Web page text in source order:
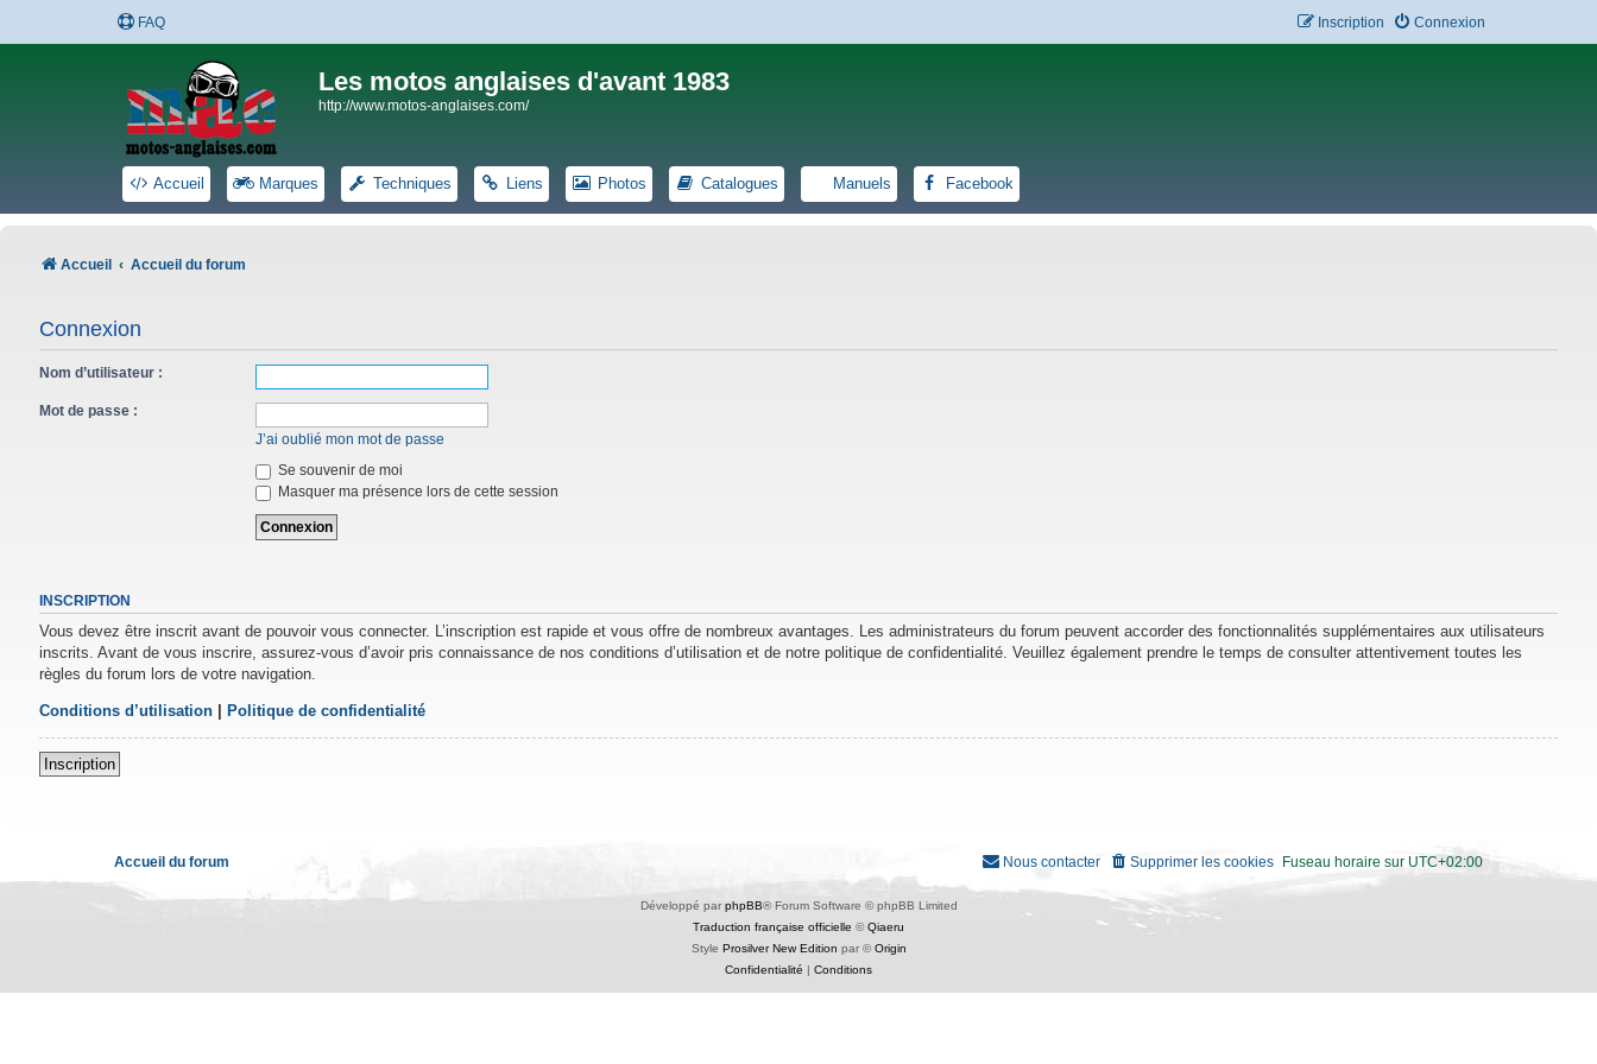
FAQ Connexion
Inscription
Les motos anglaises d'avant 1983
http://www.motos-anglaises.com/
Accueil Marques Techniques Liens Photos Catalogues Manuels Facebook
Accueil Accueil du forum
Connexion
Nom d’utilisateur :
Mot de passe :
J’ai oublié mon mot de passe
Se souvenir de moi
Masquer ma présence lors de cette session
INSCRIPTION
Vous devez être inscrit avant de pouvoir vous connecter. L’inscription est rapide et vous offre de nombreux avantages. Les administrateurs du forum peuvent accorder des fonctionnalités supplémentaires aux utilisateurs
inscrits. Avant de vous inscrire, assurez-vous d’avoir pris connaissance de nos conditions d’utilisation et de notre politique de confidentialité. Veuillez également prendre le temps de consulter attentivement toutes les
règles du forum lors de votre navigation.
Conditions d’utilisation Politique de confidentialité
Inscription
Accueil du forum Fuseau horaire sur UTC+02:00
Supprimer les cookies
Nous contacter
Développé par phpBB® Forum Software © phpBB Limited
Traduction française officielle ©Qiaeru
Style Prosilver New Edition par ©Origin
Confidentialité
Conditions